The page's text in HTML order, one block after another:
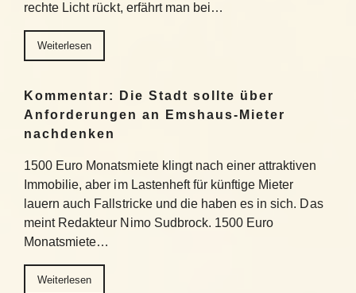
rechte Licht rückt, erfährt man bei…
Weiterlesen
Kommentar: Die Stadt sollte über
Anforderungen an Emshaus-Mieter
nachdenken
1500 Euro Monatsmiete klingt nach einer attraktiven
Immobilie, aber im Lastenheft für künftige Mieter
lauern auch Fallstricke und die haben es in sich. Das
meint Redakteur Nimo Sudbrock. 1500 Euro
Monatsmiete…
Weiterlesen